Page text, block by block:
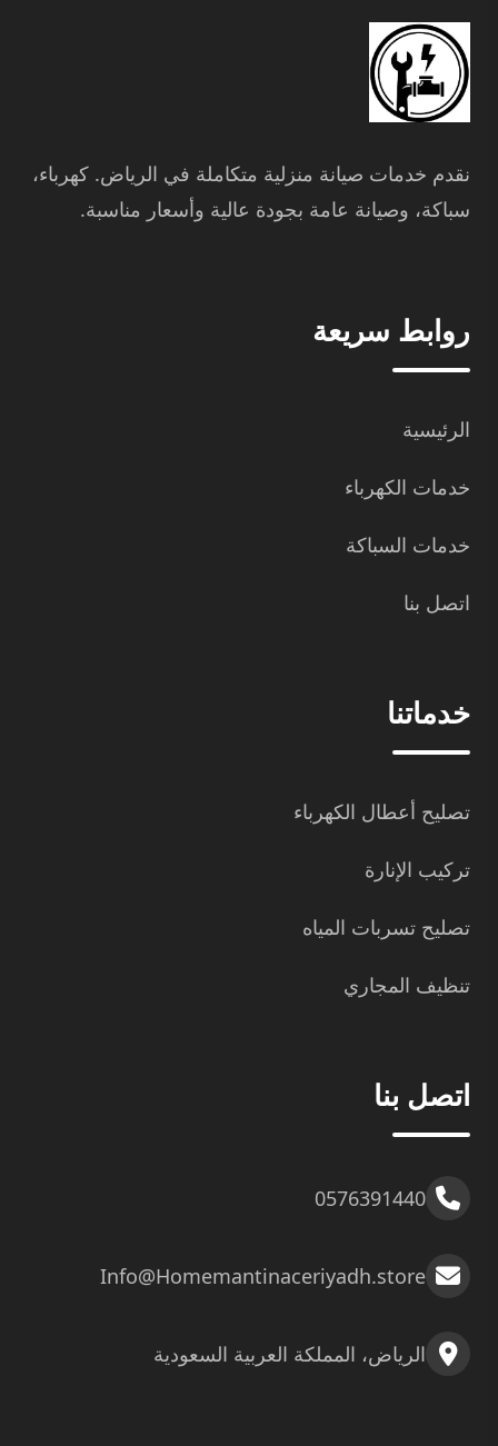
نقدم خدمات صيانة منزلية متكاملة في الرياض. كهرباء،
سباكة، وصيانة عامة بجودة عالية وأسعار مناسبة.
روابط سريعة
الرئيسية
خدمات الكهرباء
خدمات السباكة
اتصل بنا
خدماتنا
تصليح أعطال الكهرباء
تركيب الإنارة
تصليح تسربات المياه
تنظيف المجاري
اتصل بنا
0576391440
Info@Homemantinaceriyadh.store
الرياض، المملكة العربية السعودية